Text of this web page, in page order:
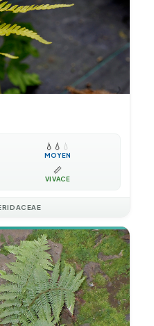
💧 💧 💧
MOYEN
📏
VIVACE